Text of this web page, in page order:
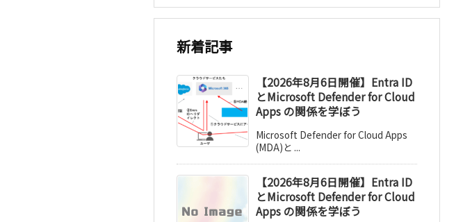
新着記事
【2026年8月6日開催】Entra ID
とMicrosoft Defender for Cloud
Apps の関係を学ぼう
Microsoft Defender for Cloud Apps
(MDA)と ...
【2026年8月6日開催】Entra ID
とMicrosoft Defender for Cloud
Apps の関係を学ぼう